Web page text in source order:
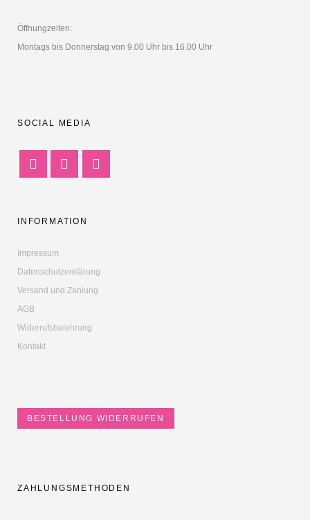
Öffnungzeiten:
Montags bis Donnerstag von 9.00 Uhr bis 16.00 Uhr
SOCIAL MEDIA
INFORMATION
Impressum
Datenschutzerklärung
Versand und Zahlung
AGB
Widerrufsbelehrung
Kontakt
BESTELLUNG WIDERRUFEN
ZAHLUNGSMETHODEN